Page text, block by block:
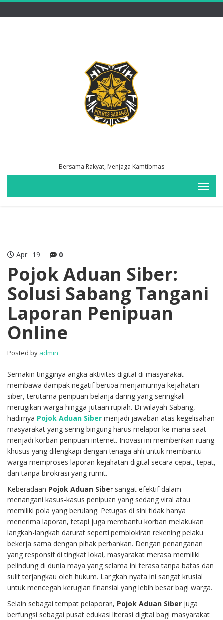
Bersama Rakyat, Menjaga Kamtibmas
Apr 19 0
Pojok Aduan Siber:
Solusi Sabang Tangani
Laporan Penipuan
Online
Posted by admin
Semakin tingginya angka aktivitas digital di masyarakat
membawa dampak negatif berupa menjamurnya kejahatan
siber, terutama penipuan belanja daring yang seringkali
merugikan warga hingga jutaan rupiah. Di wilayah Sabang,
hadirnya Pojok Aduan Siber menjadi jawaban atas kegelisahan
masyarakat yang sering bingung harus melapor ke mana saat
menjadi korban penipuan internet. Inovasi ini memberikan ruang
khusus yang dilengkapi dengan tenaga ahli untuk membantu
warga memproses laporan kejahatan digital secara cepat, tepat,
dan tanpa birokrasi yang rumit.
Keberadaan Pojok Aduan Siber sangat efektif dalam
menangani kasus-kasus penipuan yang sedang viral atau
memiliki pola yang berulang. Petugas di sini tidak hanya
menerima laporan, tetapi juga membantu korban melakukan
langkah-langkah darurat seperti pemblokiran rekening pelaku
bekerja sama dengan pihak perbankan. Dengan penanganan
yang responsif di tingkat lokal, masyarakat merasa memiliki
pelindung di dunia maya yang selama ini terasa tanpa batas dan
sulit terjangkau oleh hukum. Langkah nyata ini sangat krusial
untuk mencegah kerugian finansial yang lebih besar bagi warga.
Selain sebagai tempat pelaporan, Pojok Aduan Siber juga
berfungsi sebagai pusat edukasi literasi digital bagi masyarakat